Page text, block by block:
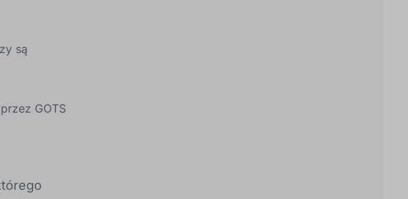
są
GOTS